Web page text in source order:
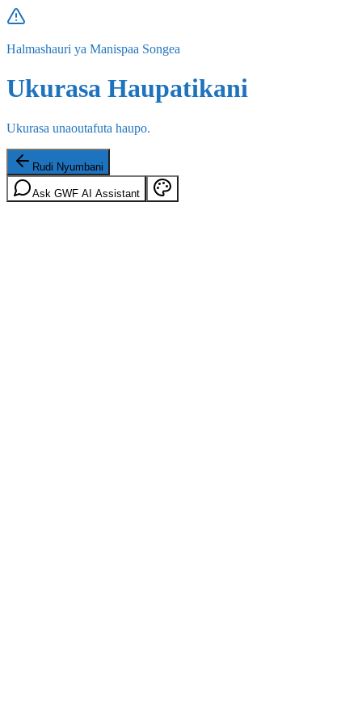
Halmashauri ya Manispaa Songea
Ukurasa Haupatikani
Ukurasa unaoutafuta haupo.
Rudi Nyumbani
Ask GWF AI Assistant